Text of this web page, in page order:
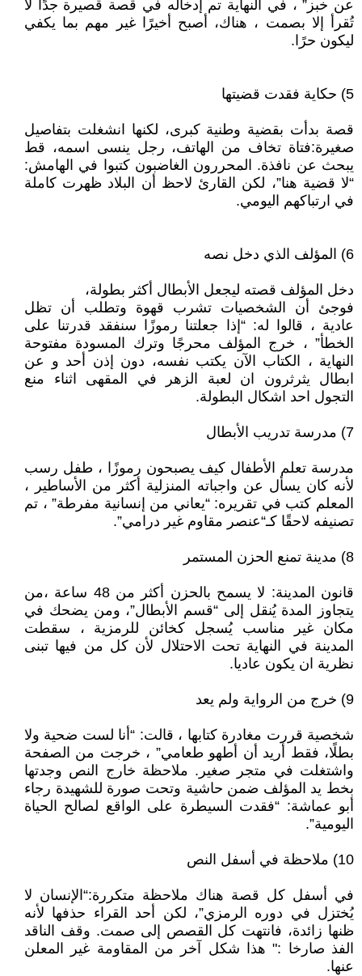
عن خبز” ، في النهاية تم إدخاله في قصة قصيرة جدًا لا
تُقرأ إلا بصمت ، هناك، أصبح أخيرًا غير مهم بما يكفي
ليكون حرًا.
5) حكاية فقدت قضيتها
قصة بدأت بقضية وطنية كبرى، لكنها انشغلت بتفاصيل
صغيرة:فتاة تخاف من الهاتف، رجل ينسى اسمه، قط
يبحث عن نافذة. المحررون الغاضبون كتبوا في الهامش:
“لا قضية هنا”، لكن القارئ لاحظ أن البلاد ظهرت كاملة
في ارتباكهم اليومي.
6) المؤلف الذي دخل نصه
دخل المؤلف قصته ليجعل الأبطال أكثر بطولة،
فوجئ أن الشخصيات تشرب قهوة وتطلب أن تظل
عادية ، قالوا له: “إذا جعلتنا رموزًا سنفقد قدرتنا على
الخطأ” ، خرج المؤلف محرجًا وترك المسودة مفتوحة
النهاية ، الكتاب الآن يكتب نفسه، دون إذن أحد و عن
ابطال يثرثرون ان لعبة الزهر في المقهى اثناء منع
التجول احد اشكال البطولة.
7) مدرسة تدريب الأبطال
مدرسة تعلم الأطفال كيف يصبحون رموزًا ، طفل رسب
لأنه كان يسأل عن واجباته المنزلية أكثر من الأساطير ،
المعلم كتب في تقريره: “يعاني من إنسانية مفرطة” ، تم
تصنيفه لاحقًا كـ“عنصر مقاوم غير درامي”.
8) مدينة تمنع الحزن المستمر
قانون المدينة: لا يسمح بالحزن أكثر من 48 ساعة ،من
يتجاوز المدة يُنقل إلى “قسم الأبطال”، ومن يضحك في
مكان غير مناسب يُسجل كخائن للرمزية ، سقطت
المدينة في النهاية تحت الاحتلال لأن كل من فيها تبنى
نظرية ان يكون عاديا.
9) خرج من الرواية ولم يعد
شخصية قررت مغادرة كتابها ، قالت: “أنا لست ضحية ولا
بطلًا، فقط أريد أن أطهو طعامي” ، خرجت من الصفحة
واشتغلت في متجر صغير. ملاحظة خارج النص وجدتها
بخط يد المؤلف ضمن حاشية وتحت صورة للشهيدة رجاء
أبو عماشة: “فقدت السيطرة على الواقع لصالح الحياة
اليومية”.
10) ملاحظة في أسفل النص
في أسفل كل قصة هناك ملاحظة متكررة:“الإنسان لا
يُختزل في دوره الرمزي”، لكن أحد القراء حذفها لأنه
ظنها زائدة، فانتهت كل القصص إلى صمت. وقف الناقد
الفذ صارخا :" هذا شكل آخر من المقاومة غير المعلن
عنها.